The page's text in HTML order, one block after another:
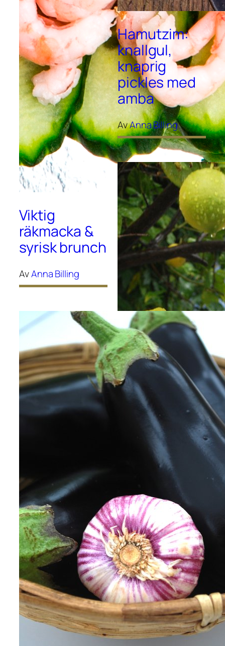
Viktig
räkmacka &
syrisk brunch
AvAnna Billing
Hamutzim:
knallgul,
knaprig
pickles med
amba
AvAnna Billing
Burka solen:
Andalusiska
saltade
citroner
AvAnna Billing